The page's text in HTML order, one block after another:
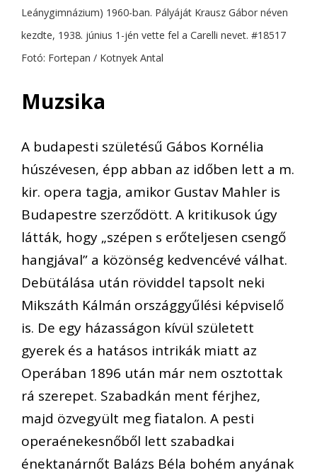
Leánygimnázium) 1960-ban. Pályáját Krausz Gábor néven
kezdte, 1938. június 1-jén vette fel a Carelli nevet. #18517
Fotó: Fortepan / Kotnyek Antal
Muzsika
A budapesti születésű Gábos Kornélia
húszévesen, épp abban az időben lett a m.
kir. opera tagja, amikor Gustav Mahler is
Budapestre szerződött. A kritikusok úgy
látták, hogy „szépen s erőteljesen csengő
hangjával” a közönség kedvencévé válhat.
Debütálása után röviddel tapsolt neki
Mikszáth Kálmán országgyűlési képviselő
is. De egy házasságon kívül született
gyerek és a hatásos intrikák miatt az
Operában 1896 után már nem osztottak
rá szerepet. Szabadkán ment férjhez,
majd özvegyült meg fiatalon. A pesti
operaénekesnőből lett szabadkai
énektanárnőt Balázs Béla bohém anyának